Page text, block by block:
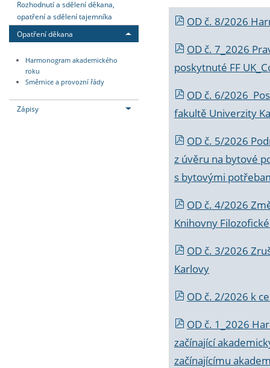
Rozhodnutí a sdělení děkana,
opatření a sdělení tajemníka
Opatření děkana
Harmonogram akademického
roku
Směrnice a provozní řády
Zápisy
OD č. 8/2026
OD č. 7_2026
poskytnuté FF
OD č. 6/2026
fakultě Univerzity
OD č. 5/2026
z úvěru na bytové
s bytovými
OD č. 4/2026
Knihovny
OD č. 3/2026
Karlovy
OD č. 2/2026 k
OD č. 1_2026
začínající
začínajícímu